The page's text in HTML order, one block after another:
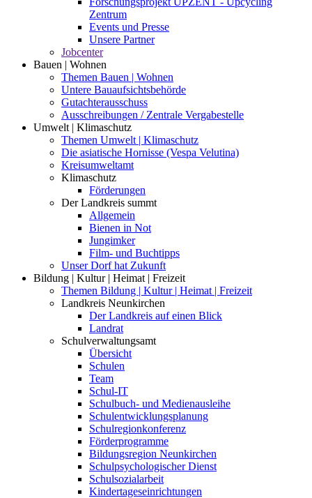
Zentrum
Events und Presse
Unsere Partner
Jobcenter
Bauen | Wohnen
Themen Bauen | Wohnen
Untere Bauaufsichtsbehörde
Gutachterausschuss
Ausschreibungen / Zentrale Vergabestelle
Umwelt | Klimaschutz
Themen Umwelt | Klimaschutz
Die asiatische Hornisse (Vespa Velutina)
Kreisumweltamt
Klimaschutz
Förderungen
Der Landkreis summt
Allgemein
Bienen in Not
Jungimker
Film- und Buchtipps
Unser Dorf hat Zukunft
Bildung | Kultur | Heimat | Freizeit
Themen Bildung | Kultur | Heimat | Freizeit
Landkreis Neunkirchen
Der Landkreis auf einen Blick
Landrat
Schulverwaltungsamt
Übersicht
Schulen
Team
Schul-IT
Schulbuch- und Medienausleihe
Schulentwicklungsplanung
Schulregionkonferenz
Förderprogramme
Bildungsregion Neunkirchen
Schulpsychologischer Dienst
Schulsozialarbeit
Kindertageseinrichtungen